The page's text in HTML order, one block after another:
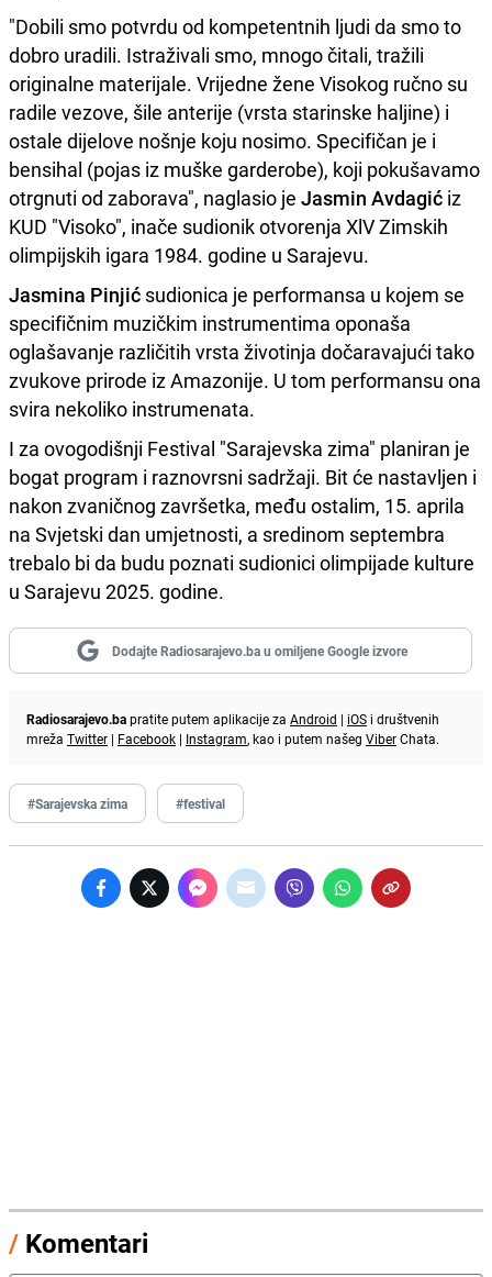
"Dobili smo potvrdu od kompetentnih ljudi da smo to
dobro uradili. Istraživali smo, mnogo čitali, tražili
originalne materijale. Vrijedne žene Visokog ručno su
radile vezove, šile anterije (vrsta starinske haljine) i
ostale dijelove nošnje koju nosimo. Specifičan je i
bensihal (pojas iz muške garderobe), koji pokušavamo
otrgnuti od zaborava", naglasio je Jasmin Avdagić iz
KUD "Visoko", inače sudionik otvorenja XlV Zimskih
olimpijskih igara 1984. godine u Sarajevu.
Jasmina Pinjić sudionica je performansa u kojem se
specifičnim muzičkim instrumentima oponaša
oglašavanje različitih vrsta životinja dočaravajući tako
zvukove prirode iz Amazonije. U tom performansu ona
svira nekoliko instrumenata.
I za ovogodišnji Festival "Sarajevska zima" planiran je
bogat program i raznovrsni sadržaji. Bit će nastavljen i
nakon zvaničnog završetka, među ostalim, 15. aprila
na Svjetski dan umjetnosti, a sredinom septembra
trebalo bi da budu poznati sudionici olimpijade kulture
u Sarajevu 2025. godine.
Dodajte Radiosarajevo.ba u omiljene Google izvore
Radiosarajevo.bapratite putem aplikacije za Android | iOS i društvenih
mreža Twitter | Facebook | Instagram, kao i putem našeg ViberChata.
#Sarajevska zima #festival
/ Komentari